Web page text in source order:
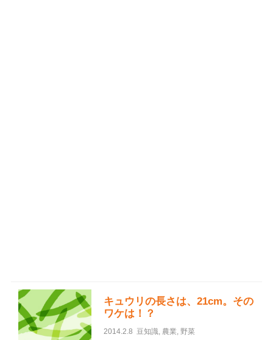
キュウリの長さは、21cm。その
ワケは！？
2014.2.8 豆知識 農業 野菜